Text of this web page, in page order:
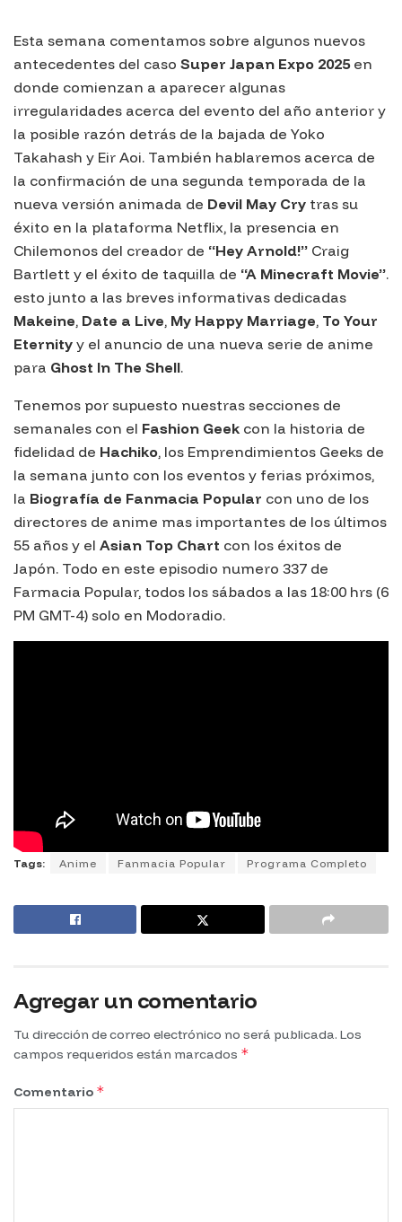
Esta semana comentamos sobre algunos nuevos
antecedentes del caso Super Japan Expo 2025en
donde comienzan a aparecer algunas
irregularidades acerca del evento del año anterior y
la posible razón detrás de la bajada de Yoko
Takahash y Eir Aoi. También hablaremos acerca de
la confirmación de una segunda temporada de la
nueva versión animada de Devil May Cry tras su
éxito en la plataforma Netflix, la presencia en
Chilemonos del creador de “Hey Arnold!” Craig
Bartlett y el éxito de taquilla de “A Minecraft Movie”.
esto junto a las breves informativas dedicadas
Makeine, Date a Live, My Happy Marriage, To Your
Eternity y el anuncio de una nueva serie de anime
para Ghost In The Shell.
Tenemos por supuesto nuestras secciones de
semanales con el Fashion Geek con la historia de
fidelidad de Hachiko, los Emprendimientos Geeks de
la semana junto con los eventos y ferias próximos,
la Biografía de Fanmacia Popular con uno de los
directores de anime mas importantes de los últimos
55 años y el Asian Top Chart con los éxitos de
Japón. Todo en este episodio numero 337 de
Farmacia Popular, todos los sábados a las 18:00 hrs (6
PM GMT-4) solo en Modoradio.
Tags: Anime Fanmacia Popular Programa Completo
Agregar un comentario
Tu dirección de correo electrónico no será publicada. Los
campos requeridos están marcados *
Comentario *